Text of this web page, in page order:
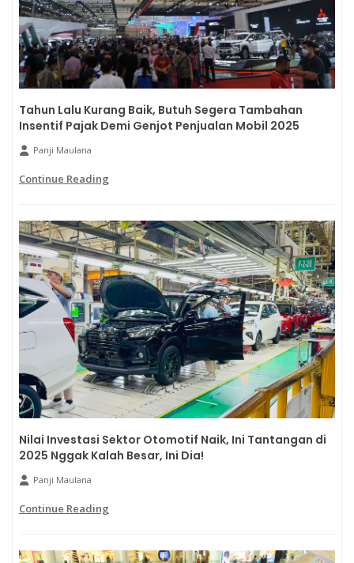
Tahun Lalu Kurang Baik, Butuh Segera Tambahan
Insentif Pajak Demi Genjot Penjualan Mobil 2025
Panji Maulana
Continue Reading
Nilai Investasi Sektor Otomotif Naik, Ini Tantangan di
2025 Nggak Kalah Besar, Ini Dia!
Panji Maulana
Continue Reading